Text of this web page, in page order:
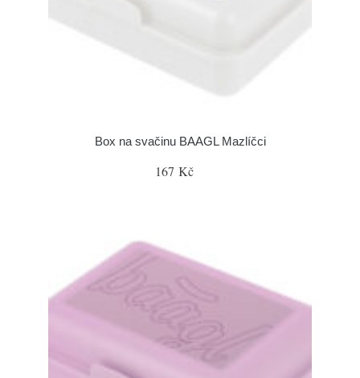
Box na svačinu BAAGL Mazlíčci
167 Kč